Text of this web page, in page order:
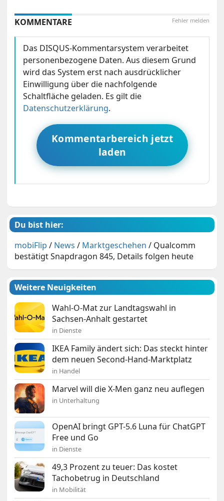
Fehler melden
KOMMENTARE
Das DISQUS-Kommentarsystem verarbeitet
personenbezogene Daten. Aus diesem Grund
wird das System erst nach ausdrücklicher
Einwilligung über die nachfolgende
Schaltfläche geladen. Es gilt die
Datenschutzerklärung.
Kommentarbereich jetzt
laden
Du bist hier:
mobiFlip / News / Marktgeschehen / Qualcomm
bestätigt Snapdragon 845, Details folgen heute
Weitere Neuigkeiten
Wahl-O-Mat zur Landtagswahl in
Sachsen-Anhalt gestartet
in Dienste
IKEA Family ändert sich: Das steckt hinter
dem neuen Second-Hand-Marktplatz
in Handel
Marvel will die X-Men ganz neu auflegen
in Unterhaltung
OpenAI bringt GPT-5.6 Luna für ChatGPT
Free und Go
in Dienste
49,3 Prozent zu teuer: Das kostet
Tachobetrug in Deutschland
in Mobilität